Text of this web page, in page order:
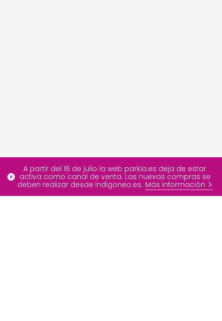
A partir del 16 de julio la web parkia.es deja de estar
activa como canal de venta. Las nuevas compras se
deben realizar desde indigoneo.es. Más información